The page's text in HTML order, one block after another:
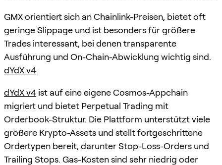
GMX orientiert sich an Chainlink-Preisen, bietet oft
geringe Slippage und ist besonders für größere
Trades interessant, bei denen transparente
Ausführung und On-Chain-Abwicklung wichtig sind.
dYdX v4
dYdX v4 ist auf eine eigene Cosmos-Appchain
migriert und bietet Perpetual Trading mit
Orderbook-Struktur. Die Plattform unterstützt viele
größere Krypto-Assets und stellt fortgeschrittene
Ordertypen bereit, darunter Stop-Loss-Orders und
Trailing Stops. Gas-Kosten sind sehr niedrig oder